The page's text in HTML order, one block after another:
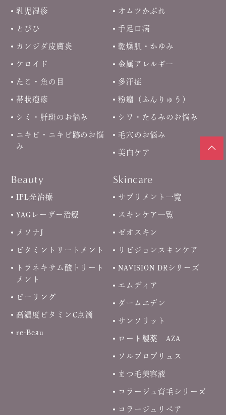
乳児湿疹 オムツかぶれ
とびひ 手足口病
カンジダ皮膚炎 乾燥肌・かゆみ
ケロイド 金属アレルギー
たこ・魚の目 多汗症
帯状疱疹 粉瘤（ふんりゅう）
シミ・肝斑のお悩み シワ・たるみのお悩み
ニキビ・ニキビ跡のお悩
み
毛穴のお悩み
美白ケア
Beauty
IPL光治療
YAGレーザー治療
メソナJ
ビタミントリートメント
トラネキサム酸トリート
メント
ピーリング
高濃度ビタミンC点滴
re-Beau
Skincare
サプリメント一覧
スキンケア一覧
ゼオスキン
リビジョンスキンケア
NAVISION DRシリーズ
エムディア
ダームエデン
サンソリット
ロート製薬 AZA
ソルプロプリュス
まつ毛美容液
コラージュ育毛シリーズ
コラージュリペア